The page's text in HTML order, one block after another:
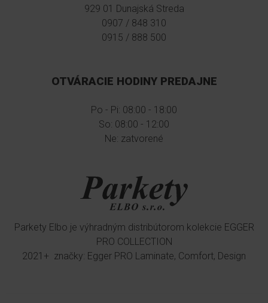
929 01 Dunajská Streda
0907 / 848 310
0915 / 888 500
OTVÁRACIE HODINY PREDAJNE
Po - Pi: 08:00 - 18:00
So: 08:00 - 12:00
Ne: zatvorené
Parkety Elbo je výhradným distribútorom kolekcie EGGER
PRO COLLECTION
2021+ značky: Egger PRO Laminate, Comfort, Design